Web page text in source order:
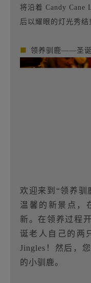
将沿着 Candy Cane
后以耀眼的灯光秀结
■ 领养驯鹿——圣
欢迎来到“领养驯
温馨的新景点，
新。在领养过程
诞老人自己的两
Jingles！然后，
的小驯鹿。